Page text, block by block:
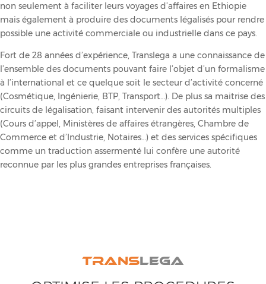
non seulement à faciliter leurs voyages d’affaires en Ethiopie
mais également à produire des documents légalisés pour rendre
possible une activité commerciale ou industrielle dans ce pays.
Fort de 28 années d’expérience, Translega a une connaissance de
l’ensemble des documents pouvant faire l’objet d’un formalisme
à l’international et ce quelque soit le secteur d’activité concerné
(Cosmétique, Ingénierie, BTP, Transport…). De plus sa maitrise des
circuits de légalisation, faisant intervenir des autorités multiples
(Cours d’appel, Ministères de affaires étrangères, Chambre de
Commerce et d’Industrie, Notaires…) et des services spécifiques
comme un traduction assermenté lui confère une autorité
reconnue par les plus grandes entreprises françaises.
TRANSLEGA